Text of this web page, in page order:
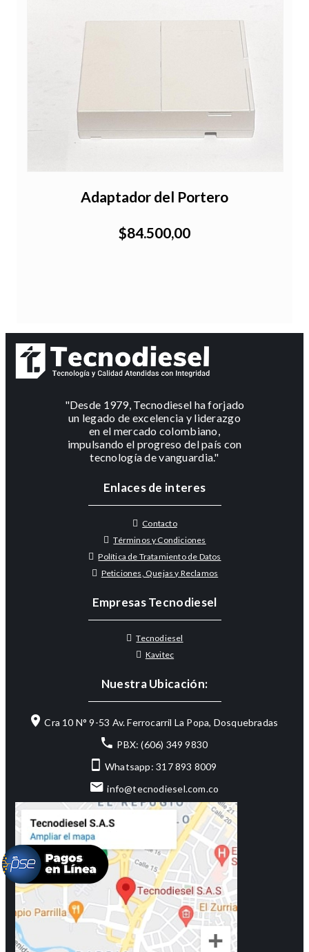
Adaptador del Portero
$84.500,00
"Desde 1979, Tecnodiesel ha forjado
un legado de excelencia y liderazgo
en el mercado colombiano,
impulsando el progreso del país con
tecnología de vanguardia."
Enlaces de interes
Contacto
Términos y Condiciones
Política de Tratamiento de Datos
Peticiones, Quejas y Reclamos
Empresas Tecnodiesel
Tecnodiesel
Kavitec
Nuestra Ubicación:
Cra 10 N° 9-53 Av. Ferrocarril La Popa, Dosquebradas
PBX: (606) 349 9830
Whatsapp: 317 893 8009
info@tecnodiesel.com.co